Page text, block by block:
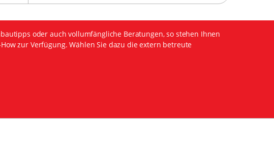
oder auch vollumfängliche Beratungen, so stehen Ihnen
zur Verfügung. Wählen Sie dazu die extern betreute